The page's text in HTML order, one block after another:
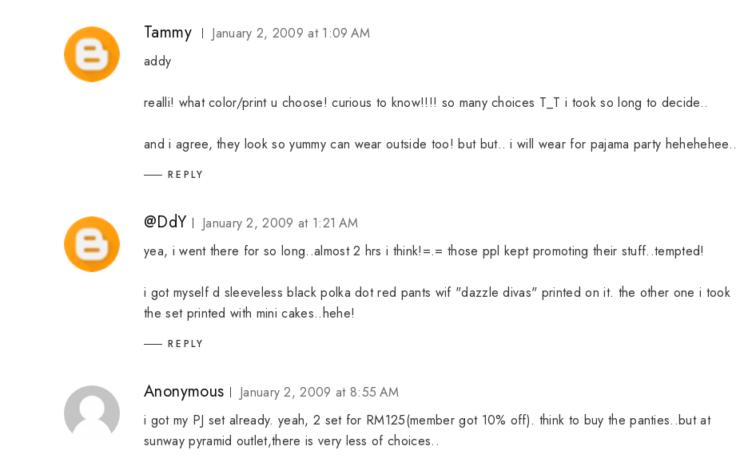
Tammy
January 2, 2009 at 1:09 AM
addy
realli! what color/print u choose! curious to know!!!! so many choices T_T i took so long to decide..
and i agree, they look so yummy can wear outside too! but but.. i will wear for pajama party hehehehee..
REPLY
@DdY
January 2, 2009 at 1:21 AM
yea, i went there for so long..almost 2 hrs i think!=.= those ppl kept promoting their stuff..tempted!
i got myself d sleeveless black polka dot red pants wif "dazzle divas" printed on it. the other one i took
the set printed with mini cakes..hehe!
REPLY
Anonymous
January 2, 2009 at 8:55 AM
i got my PJ set already. yeah, 2 set for RM125(member got 10% off). think to buy the panties..but at
sunway pyramid outlet,there is very less of choices..